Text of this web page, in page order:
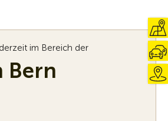
im Bereich der
Bern